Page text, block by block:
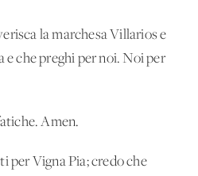
la marchesa Villarios e
e che preghi per noi. Noi per
Amen.
per Vigna Pia; credo che